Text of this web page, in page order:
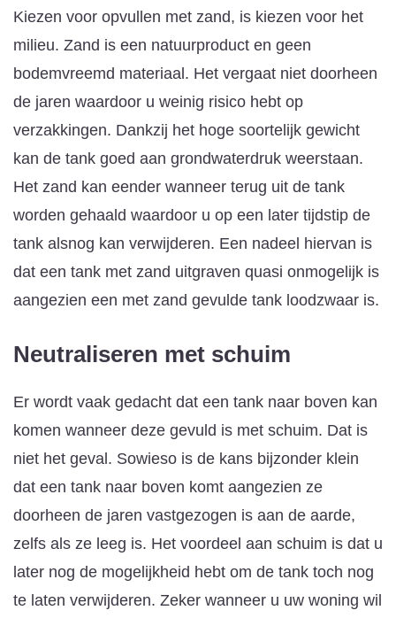
Kiezen voor opvullen met zand, is kiezen voor het
milieu. Zand is een natuurproduct en geen
bodemvreemd materiaal. Het vergaat niet doorheen
de jaren waardoor u weinig risico hebt op
verzakkingen. Dankzij het hoge soortelijk gewicht
kan de tank goed aan grondwaterdruk weerstaan.
Het zand kan eender wanneer terug uit de tank
worden gehaald waardoor u op een later tijdstip de
tank alsnog kan verwijderen. Een nadeel hiervan is
dat een tank met zand uitgraven quasi onmogelijk is
aangezien een met zand gevulde tank loodzwaar is.
Neutraliseren met schuim
Er wordt vaak gedacht dat een tank naar boven kan
komen wanneer deze gevuld is met schuim. Dat is
niet het geval. Sowieso is de kans bijzonder klein
dat een tank naar boven komt aangezien ze
doorheen de jaren vastgezogen is aan de aarde,
zelfs als ze leeg is. Het voordeel aan schuim is dat u
later nog de mogelijkheid hebt om de tank toch nog
te laten verwijderen. Zeker wanneer u uw woning wil